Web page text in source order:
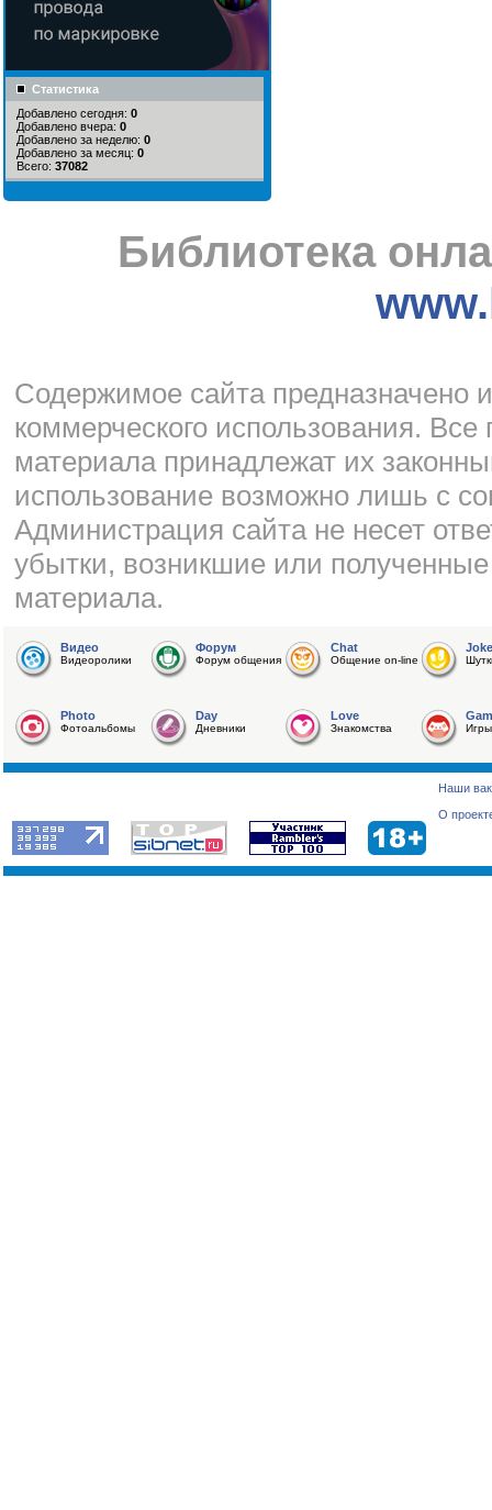
Статистика
Добавлено сегодня: 0
Добавлено вчера: 0
Добавлено за неделю: 0
Добавлено за месяц: 0
Всего: 37082
Библиотека
Cодержимое сайта предназначено
коммерческого использования.
материала принадлежат их
использование возможно лишь с
Администрация сайта не несет
убытки, возникшие или
материала.
Видео
Видеоролики
Форум
Форум общения
Chat
Общение on-line
Joke
Photo
Фотоальбомы
Day
Дневники
Love
Знакомства Игры
Наши
О